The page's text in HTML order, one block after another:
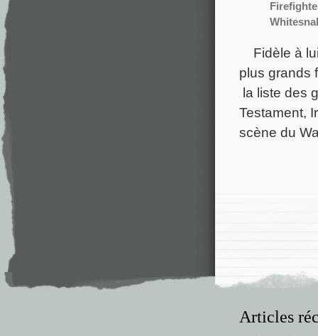
Fidèle à lui
plus grands
la liste des
Testament,
scène du
Articles